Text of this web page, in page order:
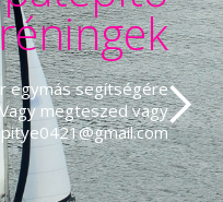
egymás segítségére
megteszed vagy